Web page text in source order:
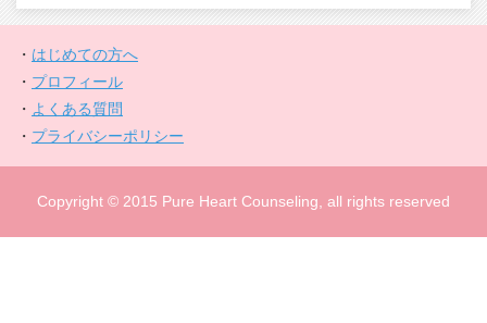
・ はじめての方へ
・ プロフィール
・ よくある質問
・ プライバシーポリシー
Copyright © 2015 Pure Heart Counseling, all rights reserved